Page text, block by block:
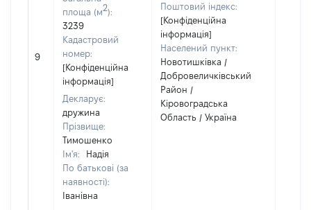
9
площа (м2):
3239
Кадастровий
номер:
[Конфіденційна
інформація]
Декларує:
дружина
Прізвище:
Тимошенко
Ім'я:
Надія
По батькові (за
наявності):
Іванівна
Поштовий індекс:
[Конфіденційна
інформація]
Населений пункт:
Новотишківка /
Добровеличківський
Район /
Кіровоградська
Область / Україна